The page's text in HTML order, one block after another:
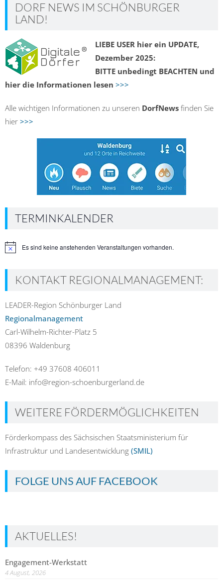
DORF NEWS IM SCHÖNBURGER
LAND!
LIEBE USER hier ein UPDATE,
Dezember 2025:
BITTE unbedingt BEACHTEN und
hier die Informationen lesen >>>
Alle wichtigen Informationen zu unseren DorfNews finden Sie
hier >>>
TERMINKALENDER
HinweisEs sind keine anstehenden Veranstaltungen vorhanden.
KONTAKT REGIONALMANAGEMENT:
LEADER-Region Schönburger Land
Regionalmanagement
Carl-Wilhelm-Richter-Platz 5
08396 Waldenburg
Telefon: +49 37608 406011
E-Mail: info@region-schoenburgerland.de
WEITERE FÖRDERMÖGLICHKEITEN
Förderkompass des Sächsischen Staatsministerium für
Infrastruktur und Landesentwicklung (SMIL)
FOLGE UNS AUF FACEBOOK
AKTUELLES!
Engagement-Werkstatt
4 August, 2026